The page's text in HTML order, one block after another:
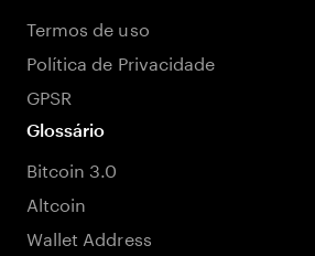
Termos de uso
Política de Privacidade
GPSR
Glossário
Bitcoin 3.0
Altcoin
Wallet Address